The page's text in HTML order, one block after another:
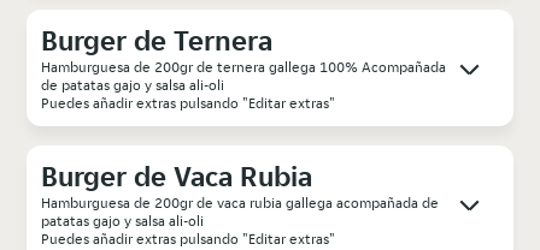
Burger de Ternera
Hamburguesa de 200gr de ternera gallega 100% Acompañada
de patatas gajo y salsa ali-oli
Puedes añadir extras pulsando "Editar extras"
Burger de Vaca Rubia
Hamburguesa de 200gr de vaca rubia gallega acompañada de
patatas gajo y salsa ali-oli
Puedes añadir extras pulsando "Editar extras"